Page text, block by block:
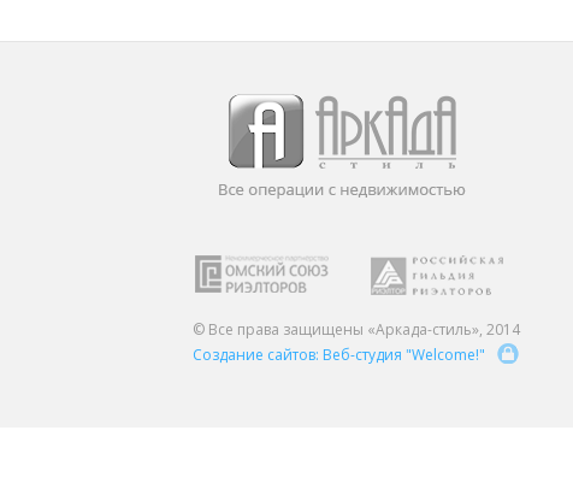
© Все права защищены «Аркада-стиль», 2014
Создание сайтов: Веб-студия "Welcome!"